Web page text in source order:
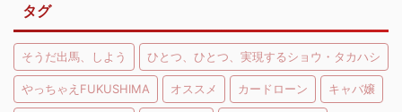
タグ
そうだ出馬、しよう ひとつ、ひとつ、実現するショウ・タカハシ
やっちゃえFUKUSHIMA オススメ カードローン キャバ嬢